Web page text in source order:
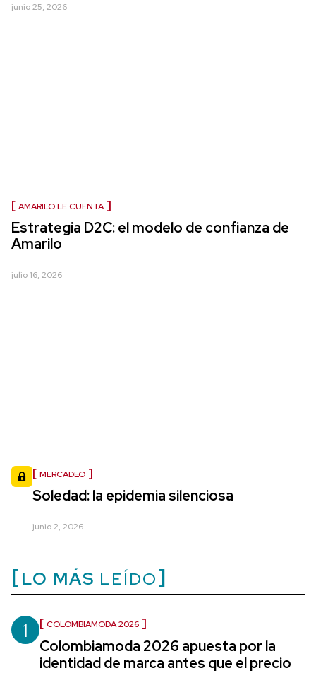
junio 25, 2026
AMARILO LE CUENTA
Estrategia D2C: el modelo de confianza de
Amarilo
julio 16, 2026
MERCADEO
Soledad: la epidemia silenciosa
junio 2, 2026
LO MÁS LEÍDO
1 COLOMBIAMODA 2026
Colombiamoda 2026 apuesta por la
identidad de marca antes que el precio